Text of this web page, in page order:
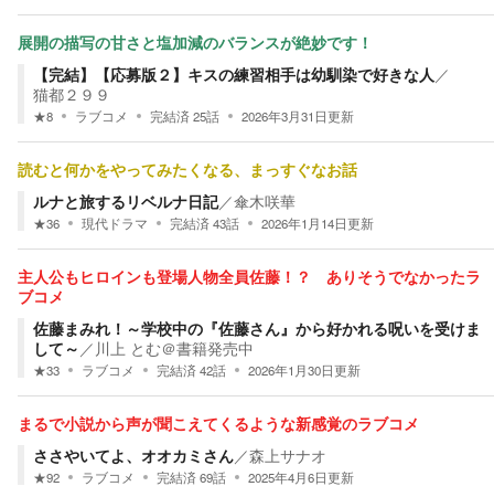
展開の描写の甘さと塩加減のバランスが絶妙です！
【完結】【応募版２】キスの練習相手は幼馴染で好きな人／
猫都２９９
★8 ラブコメ 完結済25話 2026年3月31日更新
読むと何かをやってみたくなる、まっすぐなお話
ルナと旅するリベルナ日記／傘木咲華
★36 現代ドラマ 完結済43話 2026年1月14日更新
主人公もヒロインも登場人物全員佐藤！？ ありそうでなかったラ
ブコメ
佐藤まみれ！～学校中の『佐藤さん』から好かれる呪いを受けま
して～ ／ 川上 とむ＠書籍発売中
★33 ラブコメ 完結済42話 2026年1月30日更新
まるで小説から声が聞こえてくるような新感覚のラブコメ
ささやいてよ、オオカミさん／森上サナオ
★92 ラブコメ 完結済69話 2025年4月6日更新